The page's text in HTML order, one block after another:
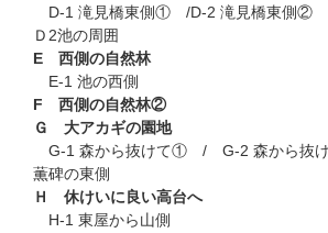
D-1 滝見橋東側① /D-2 滝見橋東側②
Ｄ2池の周囲
E 西側の自然林
E-1 池の西側
F 西側の自然林②
Ｇ 大アカギの園地
G-1 森から抜けて① / G-2 森から抜
薫碑の東側
Ｈ 休けいに良い高台へ
H-1 東屋から山側